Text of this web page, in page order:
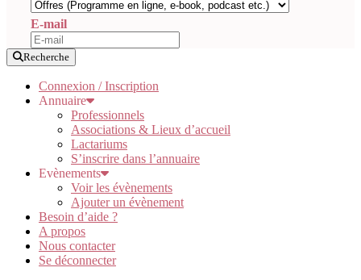
E-mail
Recherche
Connexion / Inscription
Annuaire
Professionnels
Associations & Lieux d’accueil
Lactariums
S’inscrire dans l’annuaire
Evènements
Voir les évènements
Ajouter un évènement
Besoin d’aide ?
A propos
Nous contacter
Se déconnecter